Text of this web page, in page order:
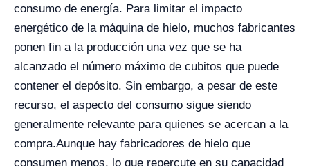
consumo de energía. Para limitar el impacto
energético de la máquina de hielo, muchos fabricantes
ponen fin a la producción una vez que se ha
alcanzado el número máximo de cubitos que puede
contener el depósito. Sin embargo, a pesar de este
recurso, el aspecto del consumo sigue siendo
generalmente relevante para quienes se acercan a la
compra.Aunque hay fabricadores de hielo que
consumen menos, lo que repercute en su capacidad